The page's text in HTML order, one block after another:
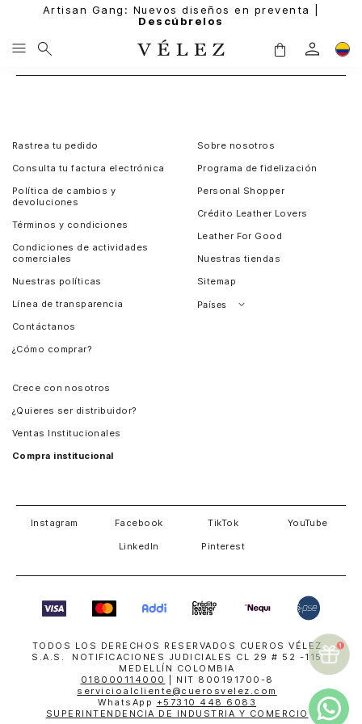
Artisan Gang: Nuevos diseños en preventa |
Descúbrelos
Rastrea tu pedido
Consulta tu factura electrónica
Política de cambios y
devoluciones
Términos y condiciones
Condiciones de actividades
comerciales
Nuestras políticas
Línea de transparencia
Contáctanos
¿Cómo comprar?
Sobre nosotros
Programa de fidelización
Personal Shopper
Crédito Leather Lovers
Leather For Good
Nuestras tiendas
Sitemap
Países
Crece con nosotros
¿Quieres ser distribuidor?
Ventas Institucionales
Compra institucional
Instagram Facebook TikTok YouTube
LinkedIn Pinterest
TODOS LOS DERECHOS RESERVADOS CUEROS VÉLEZ
S.A.S. NOTIFICACIONES JUDICIALES CL 29 # 52 -115
MEDELLÍN COLOMBIA
018000114000
| NIT 800191700-8
servicioalcliente@cuerosvelez.com
WhatsApp +57310 448 6083
SUPERINTENDENCIA DE INDUSTRIA Y COMERCIO